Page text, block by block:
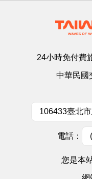
24小時免付費
中華民國
106433臺北
電話：
您是本